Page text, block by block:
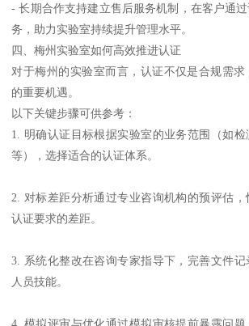
- 长期合作支持建立售后服务机制，在客户通
务，助力实验室持续提升管理水平。
四、梅州实验室如何高效推进认证
对于梅州的实验室而言，认证不仅是合规需求
的重要机遇。
以下关键步骤可供参考：
1. 明确认证目标根据实验室的业务范围（如
等），选择适合的认证体系。
2. 对标差距分析通过专业咨询机构的预评估
认证要求的差距。
3. 系统化整改在咨询专家指导下，完善文件
人员技能。